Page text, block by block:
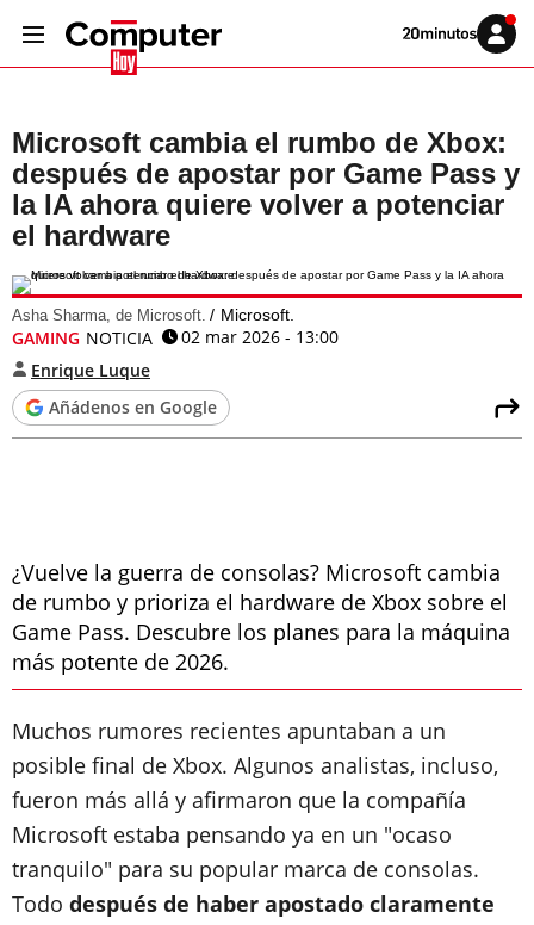
Volver
Iniciar
sesión
Microsoft cambia el rumbo de Xbox:
después de apostar por Game Pass y
la IA ahora quiere volver a potenciar
el hardware
Asha Sharma, de Microsoft. Microsoft.
GAMING NOTICIA
02 mar 2026 - 13:00
Enrique Luque
Añádenos en Google
¿Vuelve la guerra de consolas? Microsoft cambia
de rumbo y prioriza el hardware de Xbox sobre el
Game Pass. Descubre los planes para la máquina
más potente de 2026.
Muchos rumores recientes apuntaban a un
posible final de Xbox. Algunos analistas, incluso,
fueron más allá y afirmaron que la compañía
Microsoft estaba pensando ya en un "ocaso
tranquilo" para su popular marca de consolas.
Todo después de haber apostado claramente